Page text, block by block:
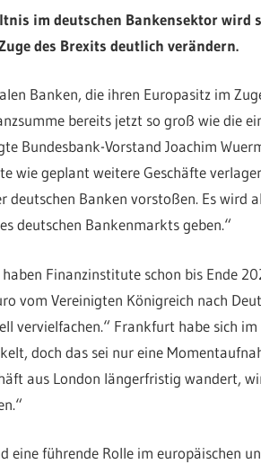
im deutschen Bankensektor wird
des Brexits deutlich verändern.
Banken, die ihren Europasitz im
bereits jetzt so groß wie die
Bundesbank-Vorstand Joachim
wie geplant weitere Geschäfte
deutschen Banken vorstoßen. Es wird
deutschen Bankenmarkts geben.“
Finanzinstitute schon bis Ende
vom Vereinigten Königreich nach
vervielfachen.“ Frankfurt habe sich
doch das sei nur eine
aus London längerfristig wandert,
eine führende Rolle im europäischen